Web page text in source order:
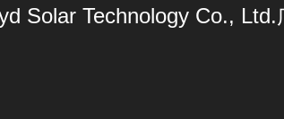
Solar Technology Co.,